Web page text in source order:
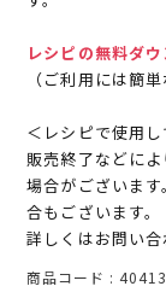
レシピの無料ダ
（ご利用には簡
＜レシピで使用
販売終了などに
場合がございま
合もございます。
詳しくはお問い合
商品コード